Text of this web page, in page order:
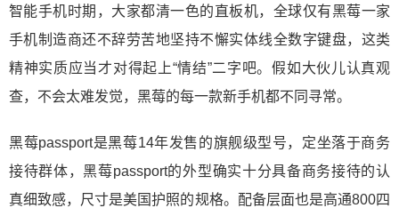
智能手机时期，大家都清一色的直板机，全球仅有黑莓一家
手机制造商还不辞劳苦地坚持不懈实体线全数字键盘，这类
精神实质应当才对得起上“情结”二字吧。假如大伙儿认真观
查，不会太难发觉，黑莓的每一款新手机都不同寻常。
黑莓passport是黑莓14年发售的旗舰级型号，定坐落于商务
接待群体，黑莓passport的外型确实十分具备商务接待的认
真细致感，尺寸是美国护照的规格。配备层面也是高通800四